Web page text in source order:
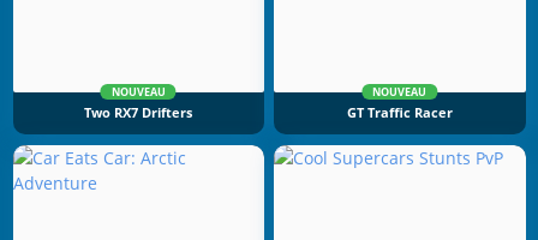
NOUVEAU
Two RX7 Drifters
NOUVEAU
GT Traffic Racer